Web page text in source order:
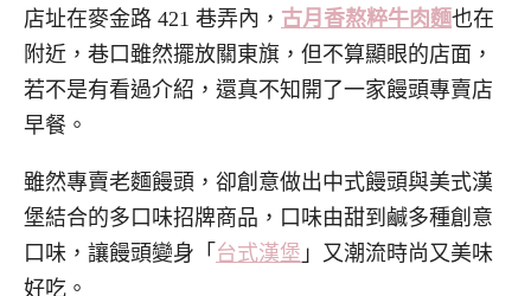
店址在麥金路 421 巷弄內， 古月香熬粹牛肉麵也在
附近，巷口雖然擺放關東旗，但不算顯眼的店面，
若不是有看過介紹，還真不知開了一家饅頭專賣店
早餐。
雖然專賣老麵饅頭，卻創意做出中式饅頭與美式漢
堡結合的多口味招牌商品，口味由甜到鹹多種創意
口味，讓饅頭變身「 台式漢堡 」又潮流時尚又美味
好吃。